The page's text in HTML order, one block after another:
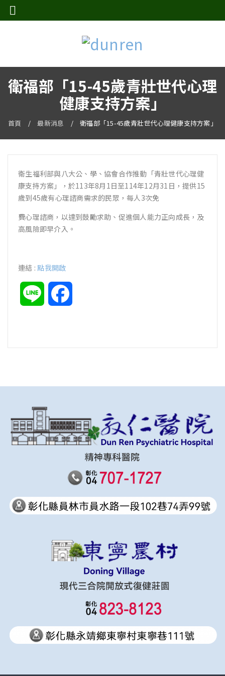
衛福部「15-45歲青壯世代心理
健康支持方案」
首頁 / 最新消息 / 衛福部「15-45歲青壯世代心理健康支持方案」
衛生福利部與八大公、學、協會合作推動「青壯世代心理健
康支持方案」，於113年8月1日至114年12月31日，提供15
歲到45歲有心理諮商需求的民眾，每人3次免
費心理諮商，以達到鼓勵求助、促進個人能力正向成長，及
高風險即早介入。
連結 :點我開啟
Line